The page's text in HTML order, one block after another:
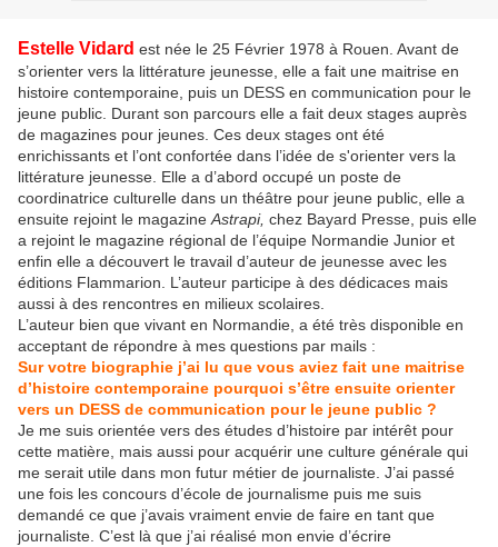
Estelle Vidard est née le 25 Février 1978 à Rouen. Avant de
s’orienter vers la littérature jeunesse, elle a fait une maitrise en
histoire contemporaine, puis un DESS en communication pour le
jeune public. Durant son parcours elle a fait deux stages auprès
de magazines pour jeunes. Ces deux stages ont été
enrichissants et l’ont confortée dans l’idée de s'orienter vers la
littérature jeunesse. Elle a d’abord occupé un poste de
coordinatrice culturelle dans un théâtre pour jeune public, elle a
ensuite rejoint le magazine Astrapi, chez Bayard Presse, puis elle
a rejoint le magazine régional de l’équipe Normandie Junior et
enfin elle a découvert le travail d’auteur de jeunesse avec les
éditions Flammarion. L’auteur participe à des dédicaces mais
aussi à des rencontres en milieux scolaires.
L’auteur bien que vivant en Normandie, a été très disponible en
acceptant de répondre à mes questions par mails :
Sur votre biographie j’ai lu que vous aviez fait une maitrise
d’histoire contemporaine pourquoi s’être ensuite orienter
vers un DESS de communication pour le jeune public ?
Je me suis orientée vers des études d’histoire par intérêt pour
cette matière, mais aussi pour acquérir une culture générale qui
me serait utile dans mon futur métier de journaliste. J’ai passé
une fois les concours d’école de journalisme puis me suis
demandé ce que j’avais vraiment envie de faire en tant que
journaliste. C’est là que j’ai réalisé mon envie d’écrire